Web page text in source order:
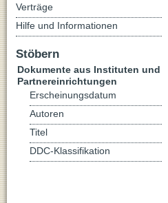
Verträge
Hilfe und Informationen
Stöbern
Dokumente aus Instituten und
Partnereinrichtungen
Erscheinungsdatum
Autoren
Titel
DDC-Klassifikation